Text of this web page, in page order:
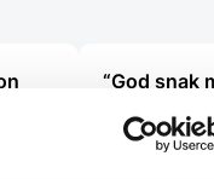
“God snak
svare på